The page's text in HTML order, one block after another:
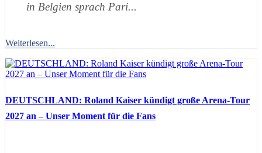
in Belgien sprach Pari...
Weiterlesen...
DEUTSCHLAND: Roland Kaiser kündigt große Arena-Tour
2027 an – Unser Moment für die Fans